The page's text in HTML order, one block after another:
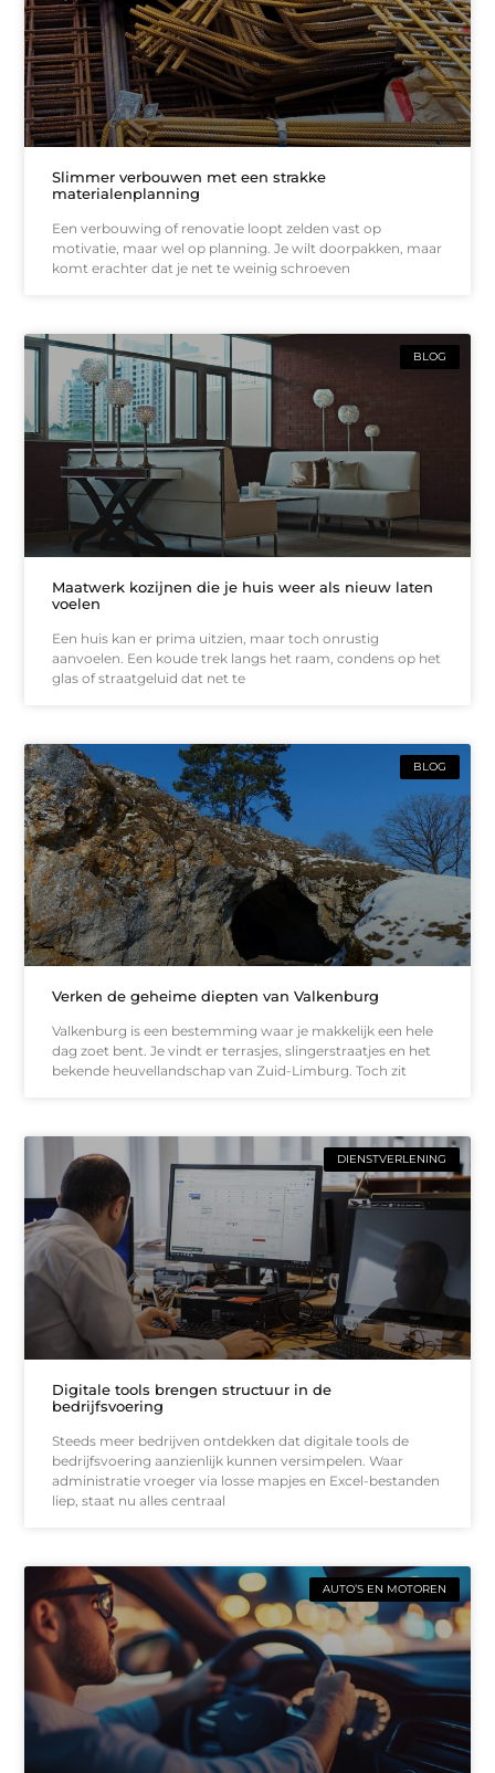
Slimmer verbouwen met een strakke
materialenplanning
Een verbouwing of renovatie loopt zelden vast op
motivatie, maar wel op planning. Je wilt doorpakken, maar
komt erachter dat je net te weinig schroeven
BLOG
Maatwerk kozijnen die je huis weer als nieuw laten
voelen
Een huis kan er prima uitzien, maar toch onrustig
aanvoelen. Een koude trek langs het raam, condens op het
glas of straatgeluid dat net te
BLOG
Verken de geheime diepten van Valkenburg
Valkenburg is een bestemming waar je makkelijk een hele
dag zoet bent. Je vindt er terrasjes, slingerstraatjes en het
bekende heuvellandschap van Zuid-Limburg. Toch zit
DIENSTVERLENING
Digitale tools brengen structuur in de
bedrijfsvoering
Steeds meer bedrijven ontdekken dat digitale tools de
bedrijfsvoering aanzienlijk kunnen versimpelen. Waar
administratie vroeger via losse mapjes en Excel-bestanden
liep, staat nu alles centraal
AUTO’S EN MOTOREN